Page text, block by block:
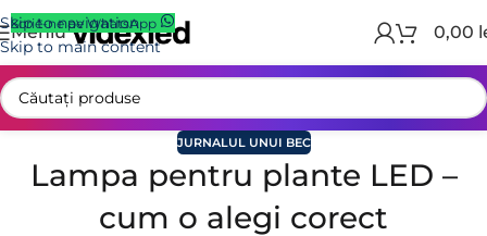
Skip to navigation
Skip to main content
Scrie-ne pe WhatsApp
Meniu 0,00
JURNALUL UNUI BEC
Lampa pentru plante LED –
cum o alegi corect